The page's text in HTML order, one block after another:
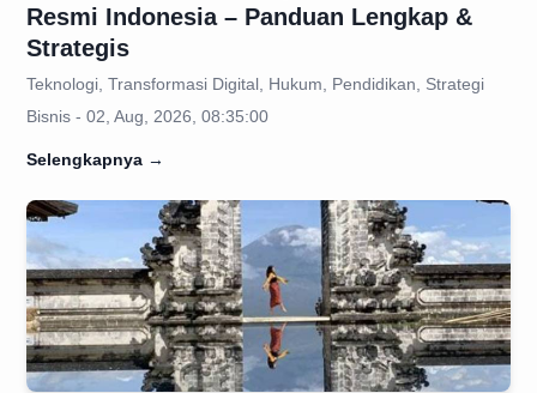
Resmi Indonesia – Panduan Lengkap &
Strategis
Teknologi, Transformasi Digital, Hukum, Pendidikan, Strategi
Bisnis - 02, Aug, 2026, 08:35:00
Selengkapnya →